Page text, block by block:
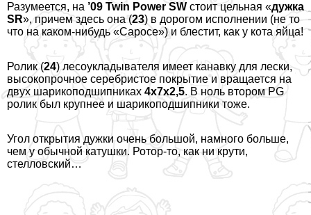
Разумеется, на ’09 Twin Power SW стоит цельная «дужка
SR», причем здесь она (23) в дорогом исполнении (не то
что на каком-нибудь «Саросе») и блестит, как у кота яйца!
Ролик (24) лесоукладывателя имеет канавку для лески,
высокопрочное серебристое покрытие и вращается на
двух шарикоподшипниках 4х7х2,5. В ноль втором PG
ролик был крупнее и шарикоподшипники тоже.
Угол открытия дужки очень большой, намного больше,
чем у обычной катушки. Ротор-то, как ни крути,
стелловский…